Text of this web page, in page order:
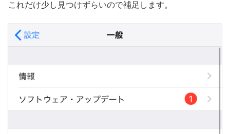
これだけ少し見つけずらいので補足します。